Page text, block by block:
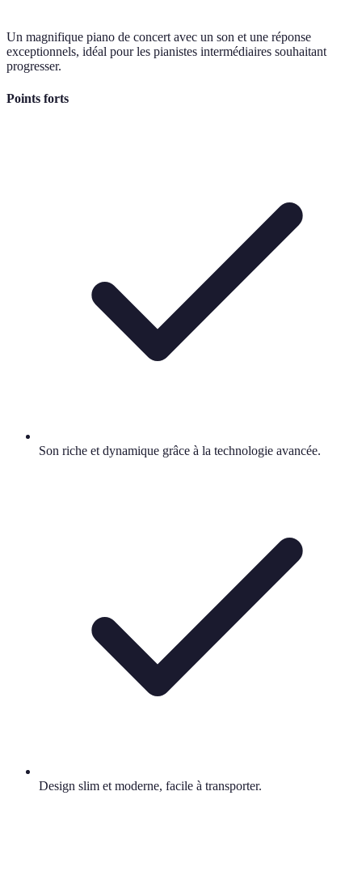
Un magnifique piano de concert avec un son et une réponse
exceptionnels, idéal pour les pianistes intermédiaires souhaitant
progresser.
Points forts
Son riche et dynamique grâce à la technologie avancée.
Design slim et moderne, facile à transporter.